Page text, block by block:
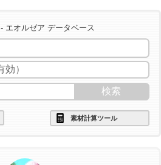
- エオルゼア データベース
素材計算ツール